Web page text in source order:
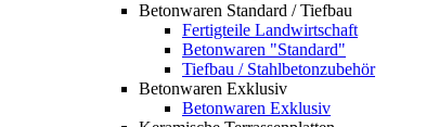
Betonwaren Standard / Tiefbau
Fertigteile Landwirtschaft
Betonwaren "Standard"
Tiefbau / Stahlbetonzubehör
Betonwaren Exklusiv
Betonwaren Exklusiv